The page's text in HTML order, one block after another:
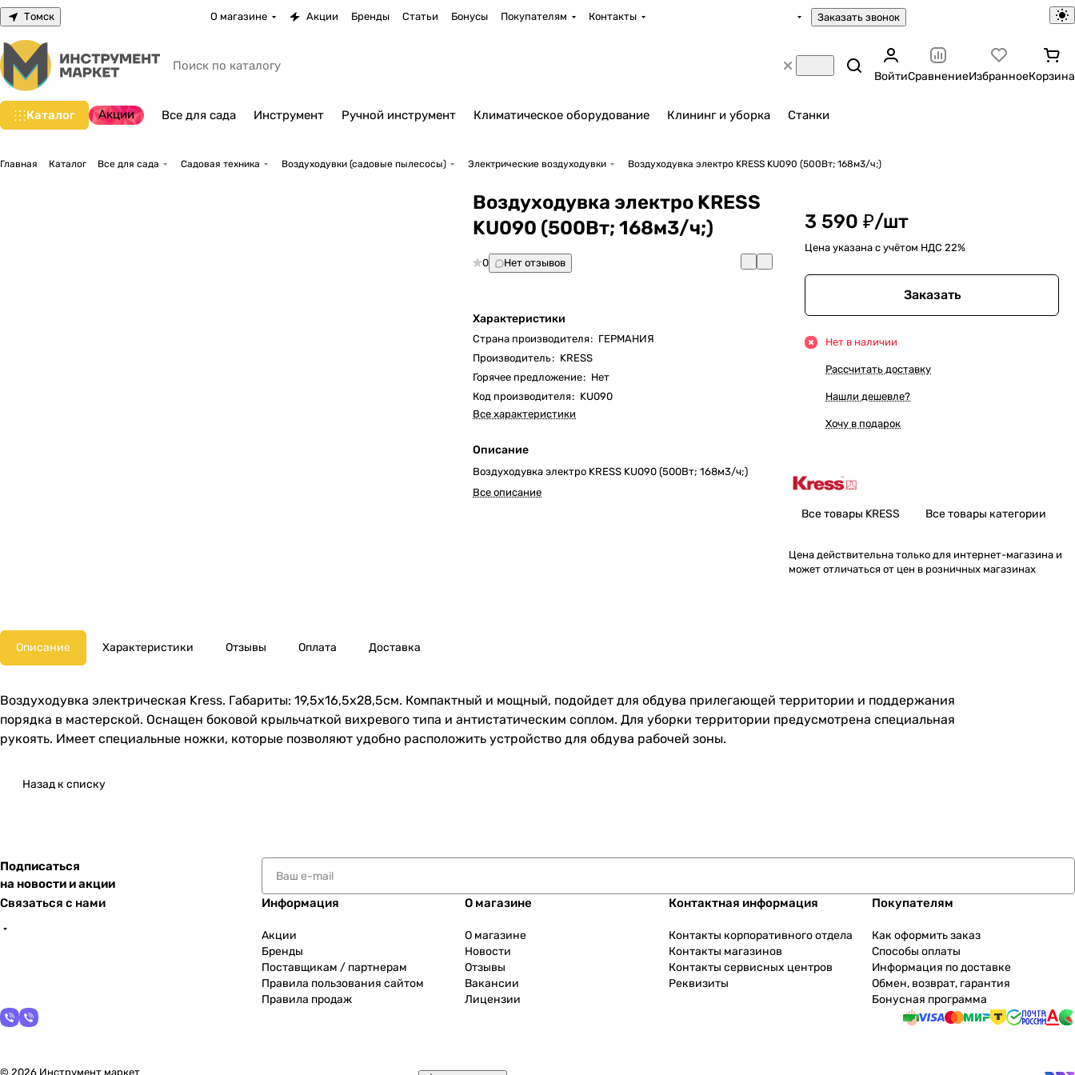
Томск О магазине Акции Бренды Статьи Бонусы Покупателям Контакты Заказать звонок
ВойтиСравнениеИзбранноеКорзина
Каталог Акции Все для сада Инструмент Ручной инструмент Климатическое оборудование Клининг и уборка Станки
Главная Каталог Все для сада Садовая техника Воздуходувки (садовые пылесосы) Электрические воздуходувки Воздуходувка электро KRESS KU090 (500Вт; 168м3/ч;)
Воздуходувка электро KRESS
KU090 (500Вт; 168м3/ч;)
0 Нет отзывов
Характеристики
Страна производителя: ГЕРМАНИЯ
Производитель: KRESS
Горячее предложение: Нет
Код производителя: KU090
Все характеристики
Описание
Воздуходувка электро KRESS KU090 (500Вт; 168м3/ч;)
Все описание
3 590 ₽/шт
Цена указана с учётом НДС 22%
Заказать
Нет в наличии
Рассчитать доставку
Нашли дешевле?
Хочу в подарок
Все товары KRESS Все товары категории
Цена действительна только для интернет-магазина и
может отличаться от цен в розничных магазинах
Описание Характеристики Отзывы Оплата Доставка
Воздуходувка электрическая Kress. Габариты: 19,5х16,5х28,5см. Компактный и мощный, подойдет для обдува прилегающей территории и поддержания
порядка в мастерской. Оснащен боковой крыльчаткой вихревого типа и антистатическим соплом. Для уборки территории предусмотрена специальная
рукоять. Имеет специальные ножки, которые позволяют удобно расположить устройство для обдува рабочей зоны.
Назад к списку
Подписаться
на новости и акции
Связаться с нами
Информация
Акции
Бренды
Поставщикам / партнерам
Правила пользования сайтом
Правила продаж
О магазине
О магазине
Новости
Отзывы
Вакансии
Лицензии
Контактная информация
Контакты корпоративного отдела
Контакты магазинов
Контакты сервисных центров
Реквизиты
Покупателям
Как оформить заказ
Способы оплаты
Информация по доставке
Обмен, возврат, гарантия
Бонусная программа
© 2026 Инструмент маркет